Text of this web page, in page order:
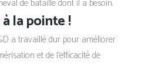
de bataille dont il a besoin.
la pointe !
a travaillé dur pour améliorer
et de l’efficacité de